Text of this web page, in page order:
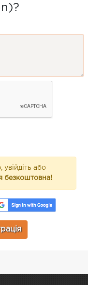
або
безкоштовна!